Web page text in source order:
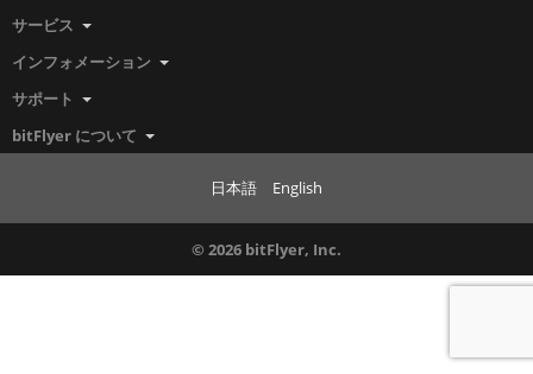
サービス
インフォメーション
サポート
bitFlyer について
日本語 English
© 2026 bitFlyer, Inc.